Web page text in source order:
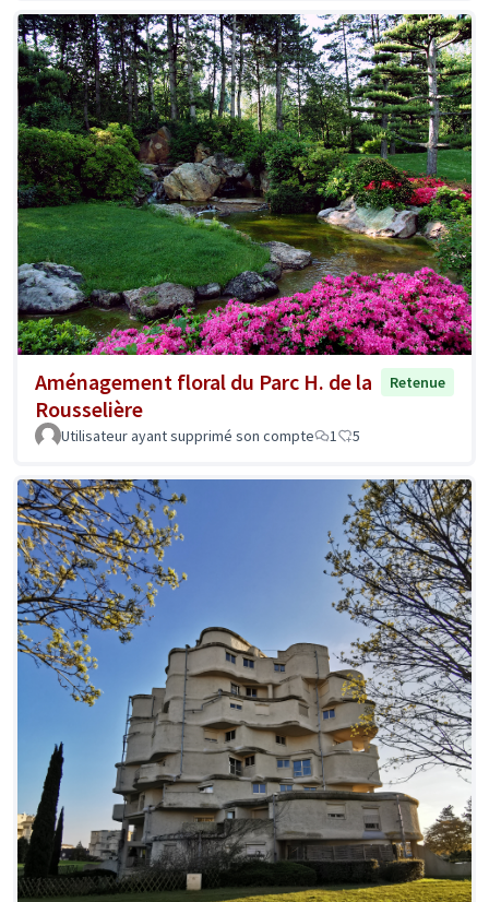
Aménagement floral du Parc H. de la
Rousselière
Retenue
Utilisateur ayant supprimé son compte 1 5